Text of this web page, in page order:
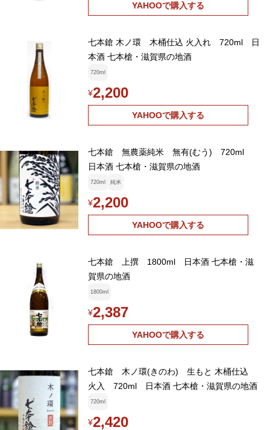
YAHOOで購入する
七本鎗 木ノ環 木桶仕込 火入れ 720ml 日
本酒 七本槍・滋賀県の地酒
720ml
¥2,200
YAHOOで購入する
七本鎗 無農薬純米 無有(むう) 720ml
日本酒 七本槍・滋賀県の地酒
720ml 純米
¥2,200
YAHOOで購入する
七本鎗 上撰 1800ml 日本酒 七本槍・滋
賀県の地酒
1800ml
¥2,387
YAHOOで購入する
七本鎗 木ノ環(きのわ) 生もと 木桶仕込
火入 720ml 日本酒 七本槍・滋賀県の地酒
720ml
¥2,420